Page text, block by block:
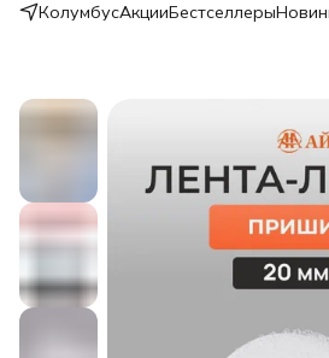
КолумбусАкцииБестселлеры